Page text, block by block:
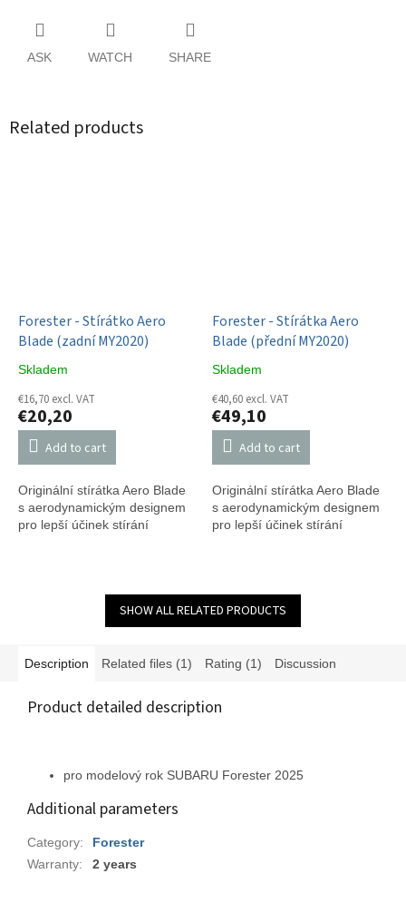
ASK WATCH SHARE
Related products
Forester - Stírátko Aero
Blade (zadní MY2020)
Skladem
€16,70 excl. VAT
€20,20
Add to cart
Originální stírátka Aero Blade
s aerodynamickým designem
pro lepší účinek stírání
Forester - Stírátka Aero
Blade (přední MY2020)
Skladem
€40,60 excl. VAT
€49,10
Add to cart
Originální stírátka Aero Blade
s aerodynamickým designem
pro lepší účinek stírání
SHOW ALL RELATED PRODUCTS
Description Related files (1) Rating (1) Discussion
Product detailed description
pro modelový rok SUBARU Forester 2025
Additional parameters
Category:
Forester
Warranty: 2 years